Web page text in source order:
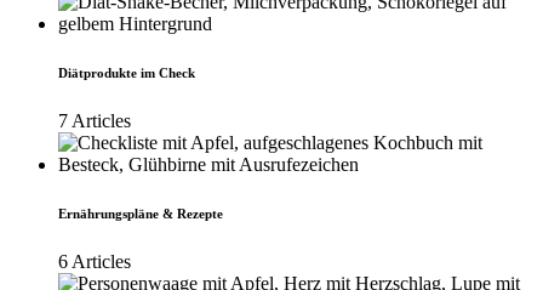
Diätprodukte im Check
7 Articles
Ernährungspläne & Rezepte
6 Articles